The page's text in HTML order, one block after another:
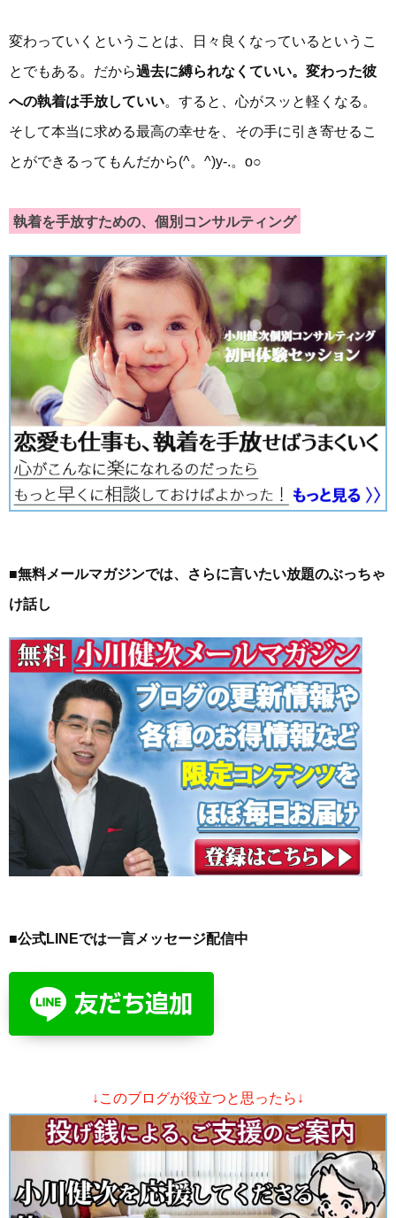
変わっていくということは、日々良くなっているというこ
とでもある。だから過去に縛られなくていい。変わった彼
への執着は手放していい。すると、心がスッと軽くなる。
そして本当に求める最高の幸せを、その手に引き寄せるこ
とができるってもんだから(^。^)y-.。o○
執着を手放すための、個別コンサルティング
■無料メールマガジンでは、さらに言いたい放題のぶっちゃ
け話し
■公式LINEでは一言メッセージ配信中
↓このブログが役立つと思ったら↓